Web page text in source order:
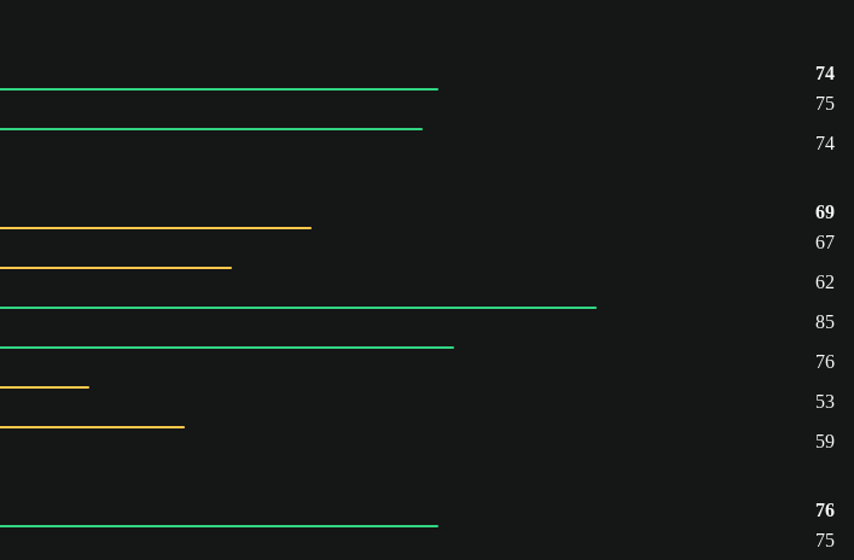
74
75
74
69
67
62
85
76
53
59
76
75